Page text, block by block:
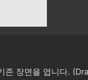
존 장면을 엽니다.